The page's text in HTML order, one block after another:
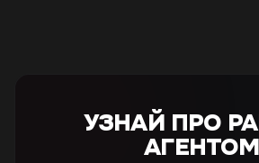
УЗНАЙ ПРО
АГЕНТОМ